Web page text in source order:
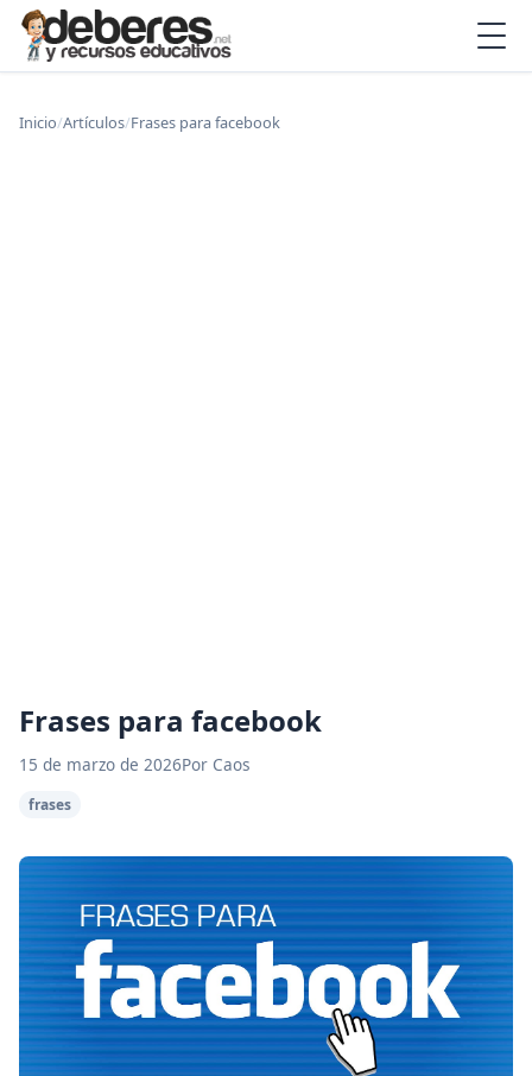
Inicio/Artículos/Frases para facebook
Frases para facebook
15 de marzo de 2026Por Caos
frases